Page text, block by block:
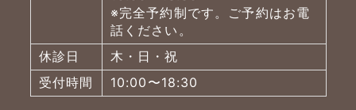
新着ブログ記事
アクセス・地図
内科
電話でのお問いあわせ
一般診療
0120-50-5929 0120-70-5929
※完全予約制です。ご予約はお電
話ください。
休診日
木・日・祝
受付時間
10:00〜18:30